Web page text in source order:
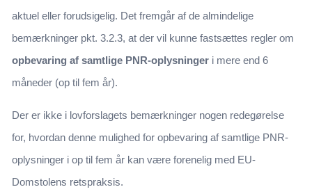
aktuel eller forudsigelig. Det fremgår af de almindelige
bemærkninger pkt. 3.2.3, at der vil kunne fastsættes regler om
opbevaring af samtlige PNR-oplysninger i mere end 6
måneder (op til fem år).
Der er ikke i lovforslagets bemærkninger nogen redegørelse
for, hvordan denne mulighed for opbevaring af samtlige PNR-
oplysninger i op til fem år kan være forenelig med EU-
Domstolens retspraksis.